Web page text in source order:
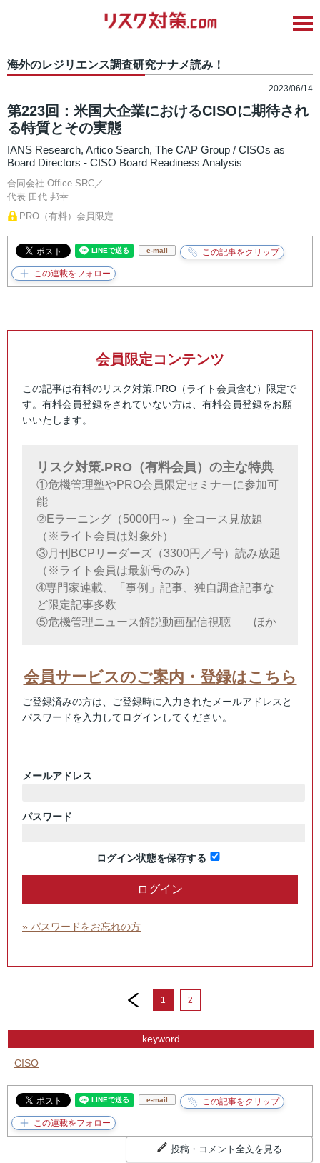
海外のレジリエンス調査研究ナナメ読み！
2023/06/14
第223回：米国大企業におけるCISOに期待され
る特質とその実態
IANS Research, Artico Search, The CAP Group / CISOs as
Board Directors - CISO Board Readiness Analysis
合同会社 Office SRC／
代表 田代 邦幸
PRO（有料）会員限定
e-mail
会員限定コンテンツ
この記事は有料のリスク対策.PRO（ライト会員含む）限定で
す。有料会員登録をされていない方は、有料会員登録をお願
いいたします。
リスク対策.PRO（有料会員）の主な特典
①危機管理塾やPRO会員限定セミナーに参加可
能
②Eラーニング（5000円～）全コース見放題
（※ライト会員は対象外）
③月刊BCPリーダーズ（3300円／号）読み放題
（※ライト会員は最新号のみ）
➃専門家連載、「事例」記事、独自調査記事な
ど限定記事多数
⑤危機管理ニュース解説動画配信視聴 ほか
会員サービスのご案内・登録はこちら
ご登録済みの方は、ご登録時に入力されたメールアドレスと
パスワードを入力してログインしてください。
メールアドレス
パスワード
ログイン状態を保存する
» パスワードをお忘れの方
prev
1 2
keyword
CISO
e-mail
投稿・コメント全文を見る